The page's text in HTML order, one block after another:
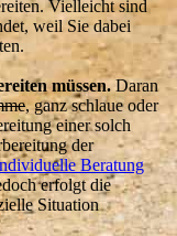
Vielleicht sind
weil Sie dabei
müssen.Daran
, ganz schlaue oder
einer solch
der
Beratung
erfolgt die
Situation